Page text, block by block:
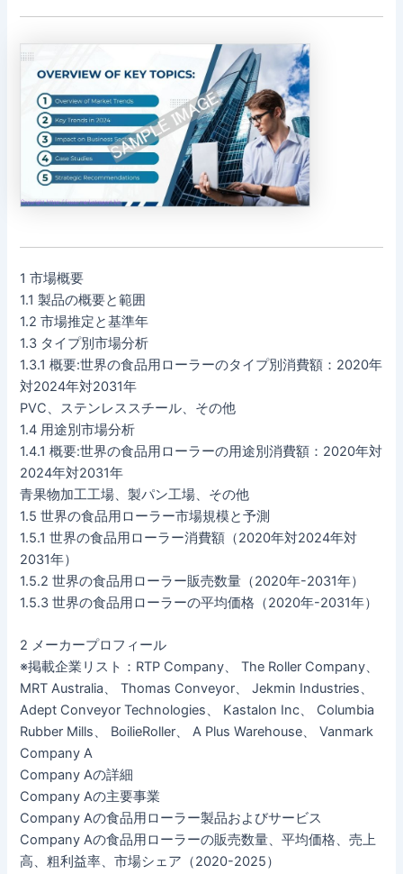
1 市場概要
1.1 製品の概要と範囲
1.2 市場推定と基準年
1.3 タイプ別市場分析
1.3.1 概要:世界の食品用ローラーのタイプ別消費額：2020年
対2024年対2031年
PVC、ステンレススチール、その他
1.4 用途別市場分析
1.4.1 概要:世界の食品用ローラーの用途別消費額：2020年対
2024年対2031年
青果物加工工場、製パン工場、その他
1.5 世界の食品用ローラー市場規模と予測
1.5.1 世界の食品用ローラー消費額（2020年対2024年対
2031年）
1.5.2 世界の食品用ローラー販売数量（2020年-2031年）
1.5.3 世界の食品用ローラーの平均価格（2020年-2031年）
2 メーカープロフィール
※掲載企業リスト：RTP Company、 The Roller Company、
MRT Australia、 Thomas Conveyor、 Jekmin Industries、
Adept Conveyor Technologies、 Kastalon Inc、 Columbia
Rubber Mills、 BoilieRoller、 A Plus Warehouse、 Vanmark
Company A
Company Aの詳細
Company Aの主要事業
Company Aの食品用ローラー製品およびサービス
Company Aの食品用ローラーの販売数量、平均価格、売上
高、粗利益率、市場シェア（2020-2025）